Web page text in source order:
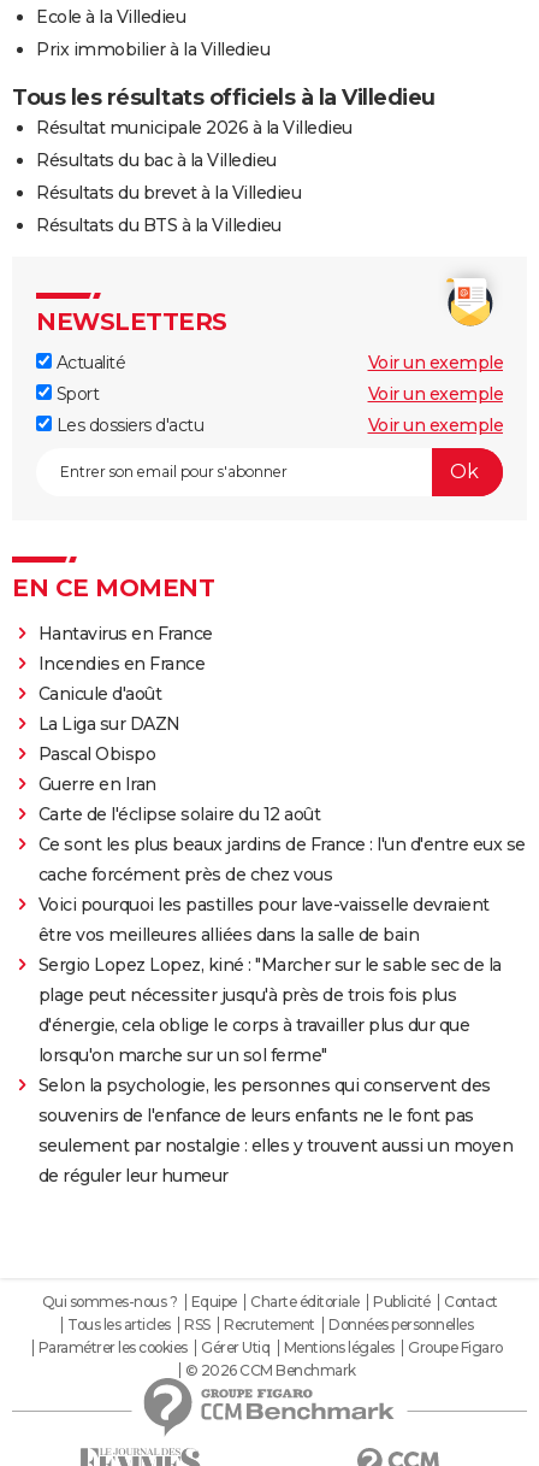
Ecole à la Villedieu
Prix immobilier à la Villedieu
Tous les résultats officiels à la Villedieu
Résultat municipale 2026 à la Villedieu
Résultats du bac à la Villedieu
Résultats du brevet à la Villedieu
Résultats du BTS à la Villedieu
NEWSLETTERS
Actualité
Voir un exemple
Sport
Voir un exemple
Les dossiers d'actu
Voir un exemple
EN CE MOMENT
Hantavirus en France
Incendies en France
Canicule d'août
La Liga sur DAZN
Pascal Obispo
Guerre en Iran
Carte de l'éclipse solaire du 12 août
Ce sont les plus beaux jardins de France : l'un d'entre eux se
cache forcément près de chez vous
Voici pourquoi les pastilles pour lave-vaisselle devraient
être vos meilleures alliées dans la salle de bain
Sergio Lopez Lopez, kiné : "Marcher sur le sable sec de la
plage peut nécessiter jusqu'à près de trois fois plus
d'énergie, cela oblige le corps à travailler plus dur que
lorsqu'on marche sur un sol ferme"
Selon la psychologie, les personnes qui conservent des
souvenirs de l'enfance de leurs enfants ne le font pas
seulement par nostalgie : elles y trouvent aussi un moyen
de réguler leur humeur
Qui sommes-nous ? Equipe Charte éditoriale Publicité
Contact
Tous les articles
RSS Recrutement
Données personnelles
Paramétrer les cookies
Gérer Utiq Mentions légales
Groupe Figaro
© 2026 CCM Benchmark